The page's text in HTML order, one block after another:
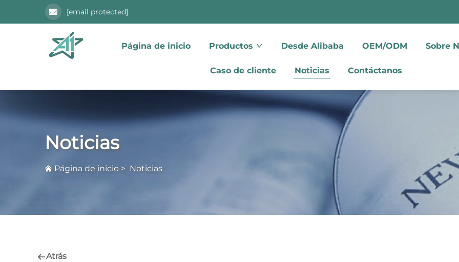
[email protected]
Página de inicio Productos Desde Alibaba OEM/ODM Sobre
Caso de cliente Noticias Contáctanos
Noticias
Página de inicio > Noticias
Atrás